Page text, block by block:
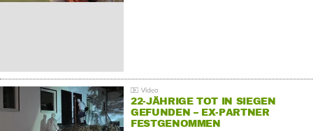
22-JÄHRIGE TOT IN SIEGEN
GEFUNDEN – EX-PARTNER
FESTGENOMMEN